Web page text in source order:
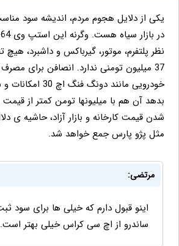
یکی از دلایل هجوم مردم، اندیشه سود
نظر پلتفرم، موتور، گیرباکس و داشبرد، هیچ
37 میلیون تومنی ندارد. انصافن برای
خودرویی مانند
بدهد آن هم با میلیونها تومن کمتر از
شدن قیمت کارخانه و بازار آزاد، حاشیه ی
مثل پژو پارس جمع خواهد شد.
مرتضی:
اینو قبول دارم که خیلی ها برای سود
ساندرو از اچ سی کراس خیلی بهتر است.